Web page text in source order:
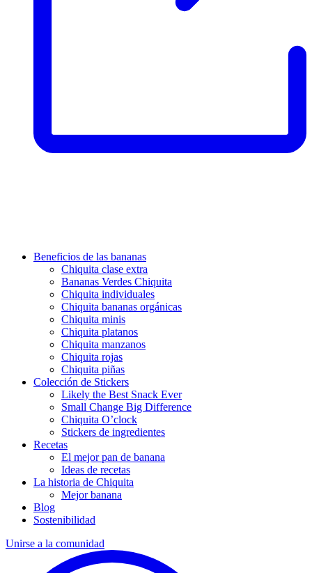
Beneficios de las bananas
Chiquita clase extra
Bananas Verdes Chiquita
Chiquita individuales
Chiquita bananas orgánicas
Chiquita minis
Chiquita platanos
Chiquita manzanos
Chiquita rojas
Chiquita piñas
Colección de Stickers
Likely the Best Snack Ever
Small Change Big Difference
Chiquita O’clock
Stickers de ingredientes
Recetas
El mejor pan de banana
Ideas de recetas
La historia de Chiquita
Mejor banana
Blog
Sostenibilidad
Unirse a la comunidad